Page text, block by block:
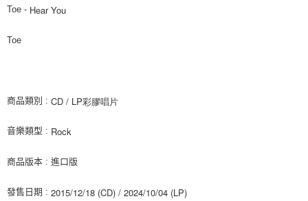
相關說明
【「AFTEE先享後付」結帳流程】
結帳頁面，進行簡訊認證並確認金額後，即可完成結帳。
３．收到繳費通知簡訊後14天內，點擊此簡訊中的連結，可透過四大超商／
購買商品的店家。未經商家同意取消之訂單仍視為有效，需透過AFTEE先享
每筆NT$60，滿NT$1,599(含以上)免運費
付款後全家取貨
每筆NT$60，滿NT$1,599(含以上)免運費
Toe - Hear You
Toe
商品類別 : CD / LP彩膠唱片
音樂類型 : Rock
商品版本 : 進口版
發售日期 : 2015/12/18 (CD) / 2024/10/04 (LP)